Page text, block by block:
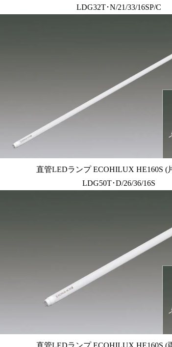
LDG32T･N/21/33/16SP/C
直管LEDランプ ECOHILUX HE160S (
LDG50T･D/26/36/16S
直管LEDランプ ECOHILUX HE160S (